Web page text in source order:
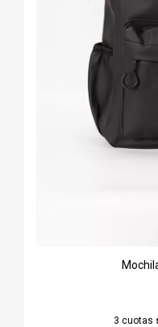
3 cuotas